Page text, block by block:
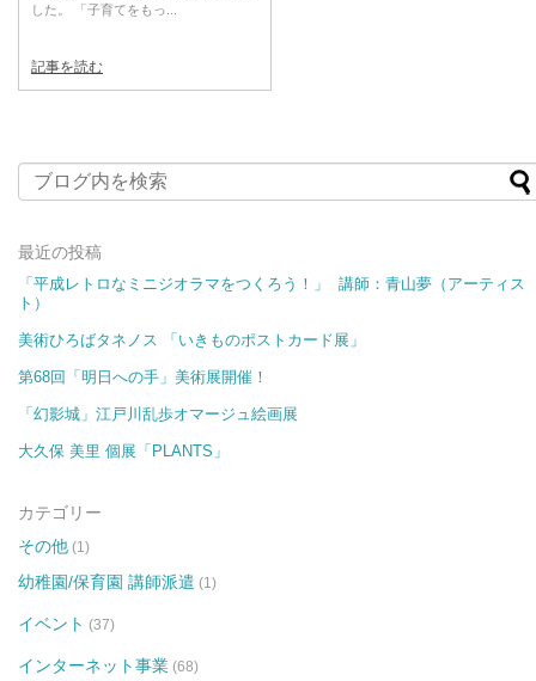
した。 「子育てをもっ...
記事を読む
最近の投稿
「平成レトロなミニジオラマをつくろう！」 講師：青山夢（アーティス
ト）
美術ひろばタネノス 「いきものポストカード展​​」
第68回「明日への手」美術展開催！
「幻影城」江戸川乱歩オマージュ絵画展
大久保 美里 個展「PLANTS」
カテゴリー
その他 (1)
幼稚園/保育園 講師派遣 (1)
イベント (37)
インターネット事業 (68)